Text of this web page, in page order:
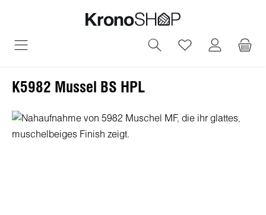
Du hast 0
K5982 Mussel BS HPL
Bildergalerie überspringen